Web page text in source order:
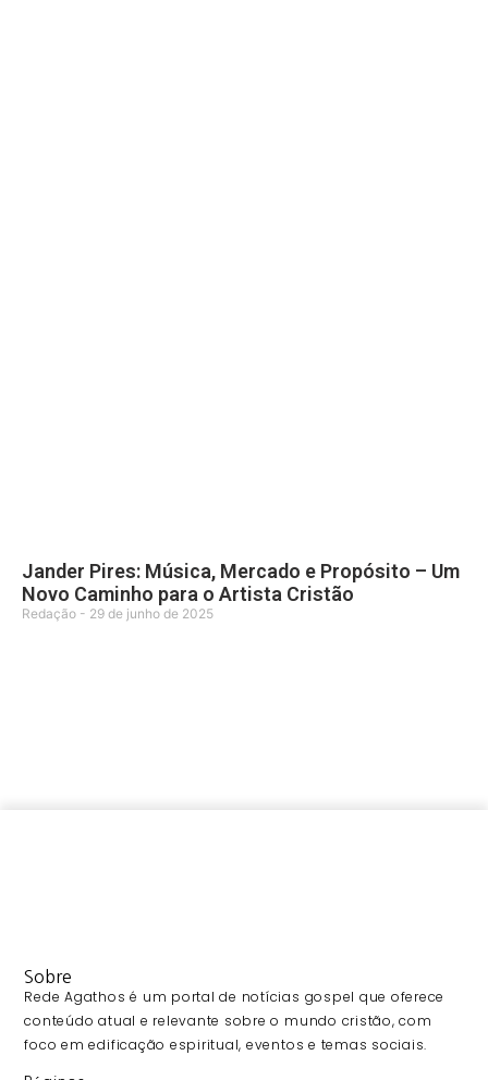
Jander Pires: Música, Mercado e Propósito – Um
Novo Caminho para o Artista Cristão
Redação 29 de junho de 2025
Sobre
Rede Agathos é um portal de notícias gospel que oferece
conteúdo atual e relevante sobre o mundo cristão, com
foco em edificação espiritual, eventos e temas sociais.